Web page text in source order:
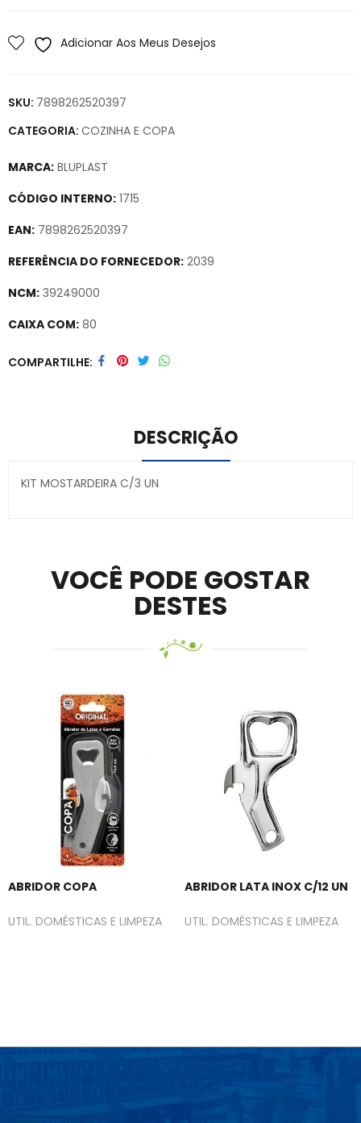
Adicionar Aos Meus Desejos
SKU: 7898262520397
CATEGORIA: COZINHA E COPA
MARCA: BLUPLAST
CÓDIGO INTERNO: 1715
EAN: 7898262520397
REFERÊNCIA DO FORNECEDOR: 2039
NCM: 39249000
CAIXA COM: 80
Secure crypto portfolio manager for desktops and mobile –
COMPARTILHE
DESCRIÇÃO
KIT MOSTARDEIRA C/3 UN
VOCÊ PODE GOSTAR
DESTES
ABRIDOR COPA
UTIL. DOMÉSTICAS E LIMPEZA
ABRIDOR LATA INOX C/12 UN
UTIL. DOMÉSTICAS E LIMPEZA